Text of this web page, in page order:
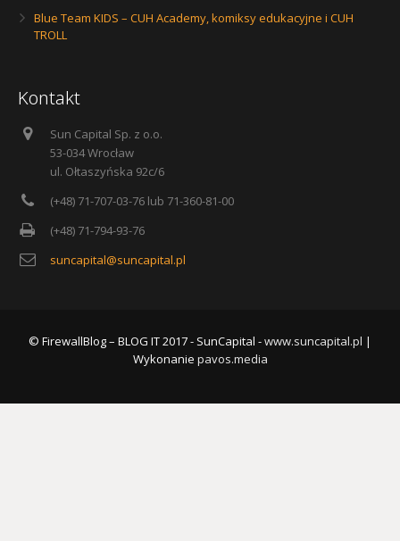
Blue Team KIDS – CUH Academy, komiksy edukacyjne i CUH
TROLL
Kontakt
Sun Capital Sp. z o.o.
53-034 Wrocław
ul. Ołtaszyńska 92c/6
(+48) 71-707-03-76 lub 71-360-81-00
(+48) 71-794-93-76
suncapital@suncapital.pl
© FirewallBlog – BLOG IT 2017 - SunCapital -www.suncapital.pl |
Wykonanie pavos.media